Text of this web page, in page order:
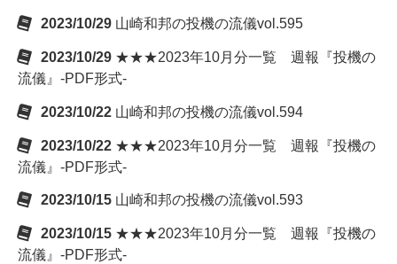
2023/10/29 山崎和邦の投機の流儀vol.595
2023/10/29 ★★★2023年10月分一覧 週報『投機の
流儀』-PDF形式-
2023/10/22 山崎和邦の投機の流儀vol.594
2023/10/22 ★★★2023年10月分一覧 週報『投機の
流儀』-PDF形式-
2023/10/15 山崎和邦の投機の流儀vol.593
2023/10/15 ★★★2023年10月分一覧 週報『投機の
流儀』-PDF形式-